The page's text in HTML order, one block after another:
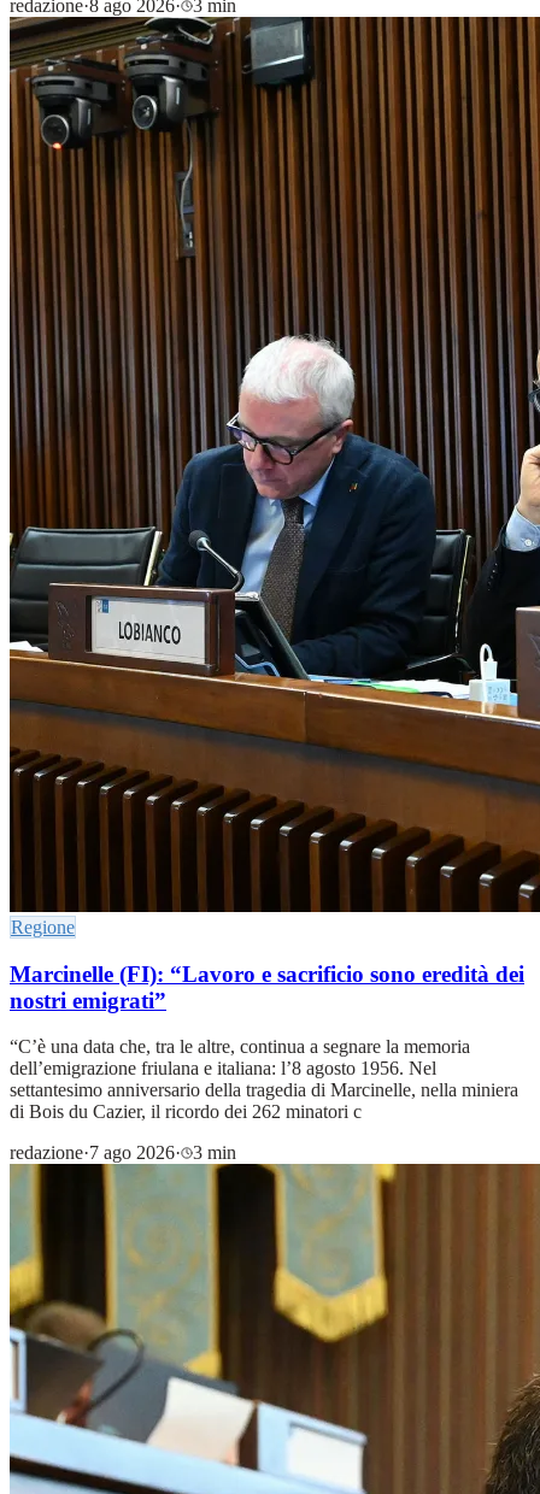
redazione·8 ago 2026· 3 min
Regione
Marcinelle (FI): “Lavoro e sacrificio sono eredità dei
nostri emigrati”
“C’è una data che, tra le altre, continua a segnare la memoria
dell’emigrazione friulana e italiana: l’8 agosto 1956. Nel
settantesimo anniversario della tragedia di Marcinelle, nella miniera
di Bois du Cazier, il ricordo dei 262 minatori c
redazione·7 ago 2026· 3 min